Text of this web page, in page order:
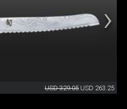
USD 329.05 USD 263.25